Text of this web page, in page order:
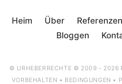
Heim Über Referenzen
Bloggen
© URHEBERRECHTE © 2009 - 2026
VORBEHALTEN • BEDINGUNGEN •